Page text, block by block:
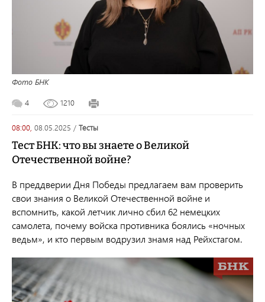
Фото БНК
4 1210
08:00, 08.05.2025 / тесты
Тест БНК: что вы знаете о Великой
Отечественной войне?
В преддверии Дня Победы предлагаем вам проверить
свои знания о Великой Отечественной войне и
вспомнить, какой летчик лично сбил 62 немецких
самолета, почему войска противника боялись «ночных
ведьм», и кто первым водрузил знамя над Рейхстагом.